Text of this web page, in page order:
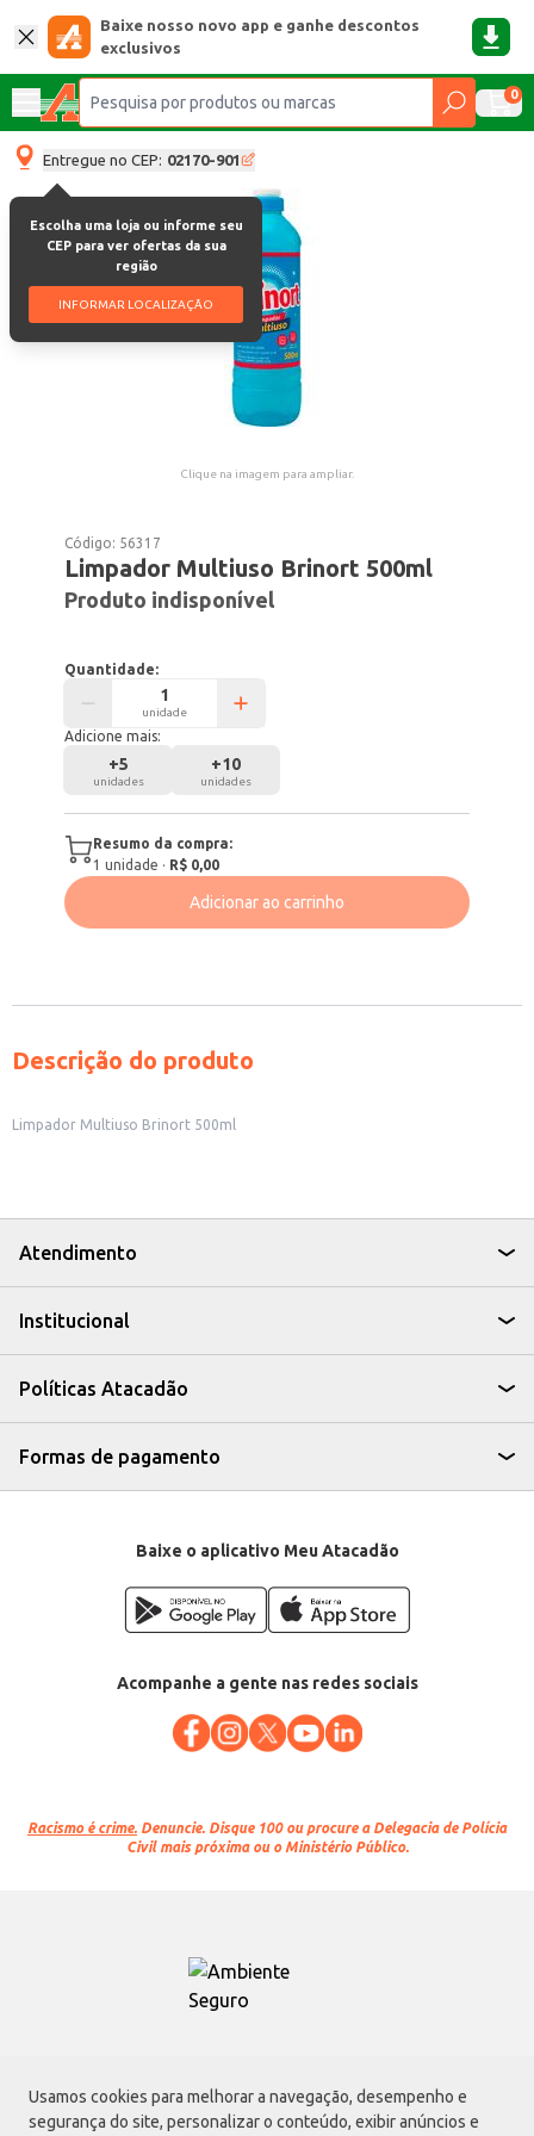
Usamos cookies para melhorar a navegação, desempenho e
segurança do site, personalizar o conteúdo, exibir anúncios e
Baixe nosso novo app e ganhe descontos
exclusivos
0
Entregue no CEP: 02170-901
Escolha uma loja ou informe seu
CEP para ver ofertas da sua
região
INFORMAR LOCALIZAÇÃO
Clique na imagem para ampliar.
Código: 56317
Limpador Multiuso Brinort 500ml
Produto indisponível
Quantidade:
unidade
Adicione mais:
+5
unidades
+10
unidades
Resumo da compra:
1 unidade · R$ 0,00
Adicionar ao carrinho
Descrição do produto
Limpador Multiuso Brinort 500ml
Atendimento
Institucional
Políticas Atacadão
Formas de pagamento
Baixe o aplicativo Meu Atacadão
Acompanhe a gente nas redes sociais
Racismo é crime. Denuncie. Disque 100 ou procure a Delegacia de Polícia
Civil mais próxima ou o Ministério Público.
Atacadão S.A.
Avenida Morvan Dias de Figueiredo, 6169, Vila Maria, São Paulo - SP | CEP
02170-901 | CNPJ: 75.315.333/0001-09